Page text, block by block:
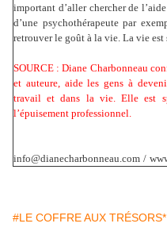
important d’aller chercher de
d’une psychothérapeute par
retrouver le goût à la vie. La vie est
SOURCE : Diane Charbonneau
et auteure, aide les gens à
travail et dans la vie. Elle est
l’épuisement professionnel.
info@dianecharbonneau.com /
#LE COFFRE AUX TRÉSORS*